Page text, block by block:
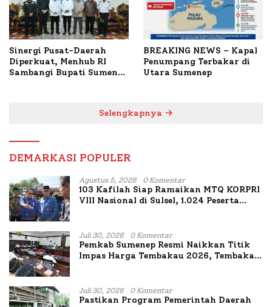
Sinergi Pusat-Daerah
Diperkuat, Menhub RI
Sambangi Bupati Sumenep
BREAKING NEWS – Kapal
Penumpang Terbakar di
Utara Sumenep
Selengkapnya
DEMARKASI POPULER
Agustus 5, 2026 0 Komentar
103 Kafilah Siap Ramaikan MTQ KORPRI
VIII Nasional di Sulsel, 1.024 Peserta
Juli 30, 2026 0 Komentar
Pemkab Sumenep Resmi Naikkan Titik
Impas Harga Tembakau 2026, Tembakau
Juli 30, 2026 0 Komentar
Pastikan Program Pemerintah Daerah